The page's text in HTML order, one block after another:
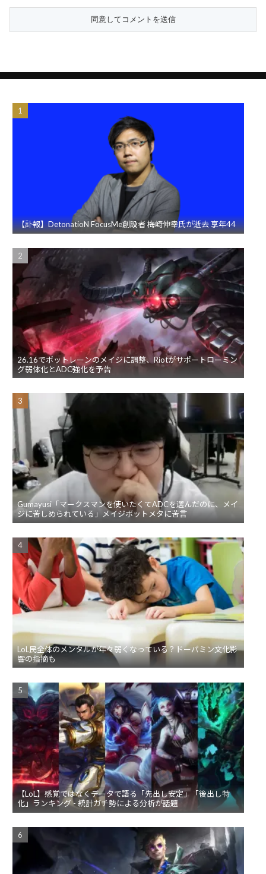
【訃報】DetonatioN FocusMe創設者 梅崎伸幸氏が逝去 享年44
26.16でボットレーンのメイジに調整、Riotがサポートローミン
グ弱体化とADC強化を予告
Gumayusi「マークスマンを使いたくてADCを選んだのに、メイ
ジに苦しめられている」メイジボットメタに苦言
LoL民全体のメンタルが年々弱くなっている？ドーパミン文化影
響の指摘も
【LoL】感覚ではなくデータで語る「先出し安定」「後出し特
化」ランキング - 統計ガチ勢による分析が話題